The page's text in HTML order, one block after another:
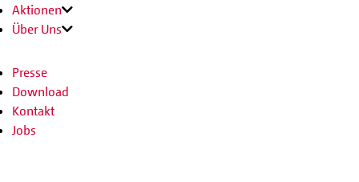
Aktionen
Über Uns
Presse
Download
Kontakt
Jobs